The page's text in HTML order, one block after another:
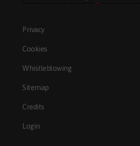
Privacy
Cookies
Whistleblowing
Sitemap
Credits
Login